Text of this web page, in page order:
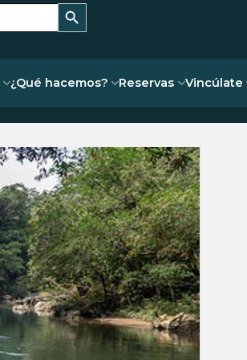
¿Qué hacemos? Reservas Vincúlate